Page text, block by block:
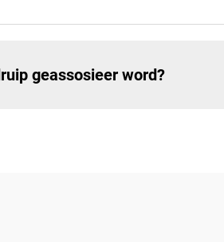
geassosieer word?